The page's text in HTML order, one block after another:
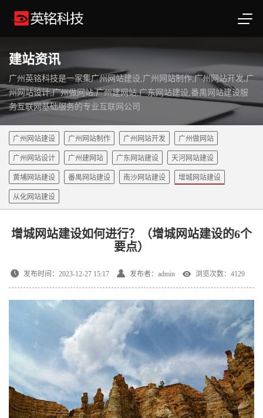
建站资讯
广州英铭科技是一家集广州网站建设,广州网站制作,广州网站开发,广
州网站设计,广州做网站,广州建网站,广东网站建设,番禺网站建设服
务互联网基础服务的专业互联网公司
广州网站建设 广州网站制作 广州网站开发 广州做网站
广州网站设计 广州建网站 广东网站建设 天河网站建设
黄埔网站建设 番禺网站建设 南沙网站建设 增城网站建设
从化网站建设
增城网站建设如何进行？（增城网站建设的6个
要点）
发布时间：2023-12-27 15:17 发布者：admin 浏览次数：4129